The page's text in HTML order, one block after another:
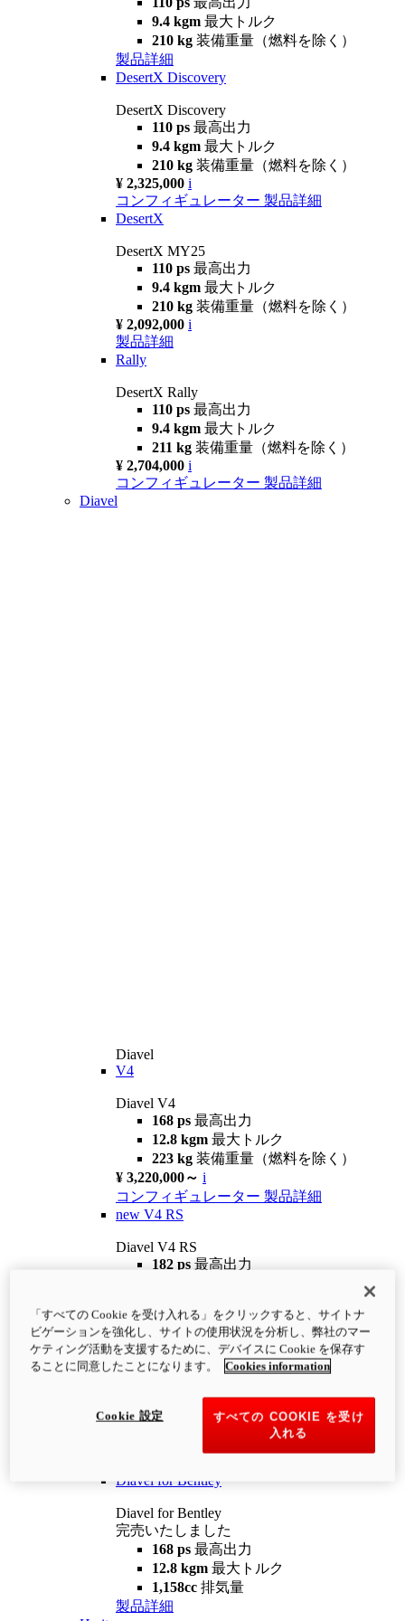
9.4 kgm 最大トルク
210 kg 装備重量（燃料を除く）
製品詳細
DesertX Discovery
DesertX Discovery
110 ps 最高出力
9.4 kgm 最大トルク
210 kg 装備重量（燃料を除く）
¥ 2,325,000 i
コンフィギュレーター 製品詳細
DesertX
DesertX MY25
110 ps 最高出力
9.4 kgm 最大トルク
210 kg 装備重量（燃料を除く）
¥ 2,092,000 i
製品詳細
Rally
DesertX Rally
110 ps 最高出力
9.4 kgm 最大トルク
211 kg 装備重量（燃料を除く）
¥ 2,704,000 i
コンフィギュレーター 製品詳細
Diavel
Diavel
V4
Diavel V4
168 ps 最高出力
12.8 kgm 最大トルク
223 kg 装備重量（燃料を除く）
¥ 3,220,000～ i
コンフィギュレーター 製品詳細
new V4 RS
Diavel V4 RS
182 ps 最高出力
¥4,400,000 i
コンフィギュレーター 製品詳細
newV4 RS 100
12.2 kgm
最大トルク
装備重量（燃料を除く）
Diavel for Bentley
Diavel for Bentley
完売いたしました
168 ps 最高出力
12.8 kgm 最大トルク
1,158cc 排気量
製品詳細
「すべての Cookie を受け入れる」をクリックすると、サイトナ
ビゲーションを強化し、サイトの使用状況を分析し、弊社のマー
ケティング活動を支援するために、デバイスに Cookie を保存す
ることに同意したことになります。
Cookies information
すべての COOKIE を受け
入れる
Cookie 設定